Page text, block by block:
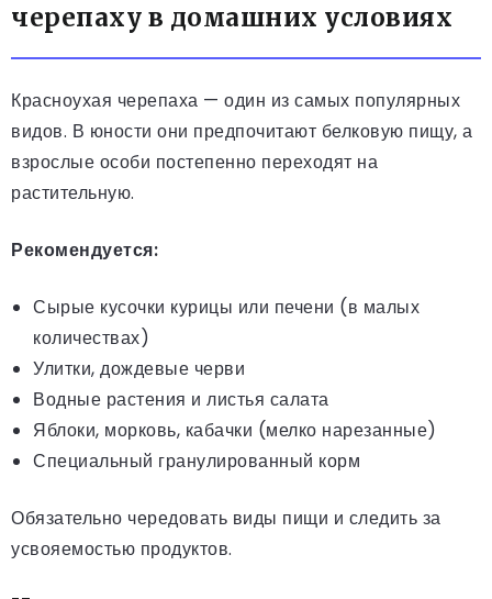
черепаху в домашних условиях
Красноухая черепаха — один из самых популярных
видов. В юности они предпочитают белковую пищу, а
взрослые особи постепенно переходят на
растительную.
Рекомендуется:
Сырые кусочки курицы или печени (в малых
количествах)
Улитки, дождевые черви
Водные растения и листья салата
Яблоки, морковь, кабачки (мелко нарезанные)
Специальный гранулированный корм
Обязательно чередовать виды пищи и следить за
усвояемостью продуктов.